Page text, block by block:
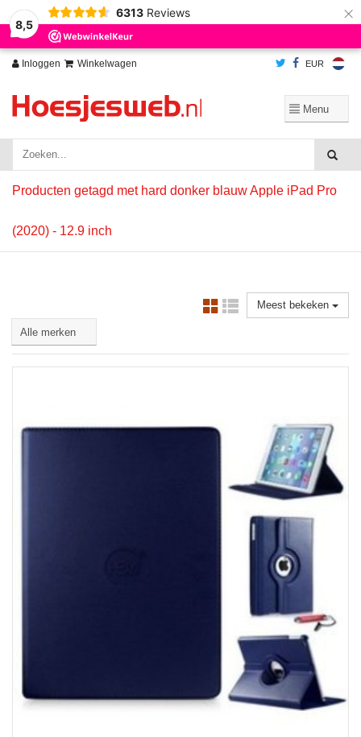
8,5
6313 Reviews ×
Inloggen Winkelwagen EUR
Producten getagd met hard donker blauw Apple iPad Pro
(2020) - 12.9 inch
Meest bekeken
Wij slaan cookies op om onze website te verbeteren. Is dat akkoord?
Ja
Nee